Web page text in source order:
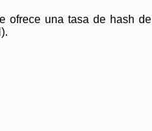
ofrece una tasa de hash de